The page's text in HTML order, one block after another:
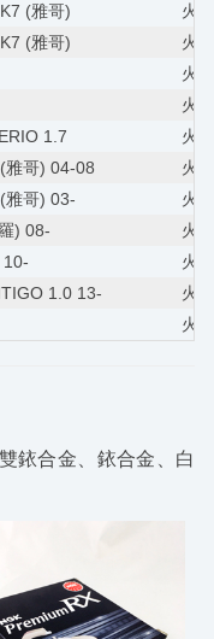
(雅哥)
火
(雅哥)
火
火
火
1.7
火
雅哥) 04-08
火
雅哥) 03-
火
) 08-
火
10-
火
1.0 13-
火
火
銥合金、銥合金、白